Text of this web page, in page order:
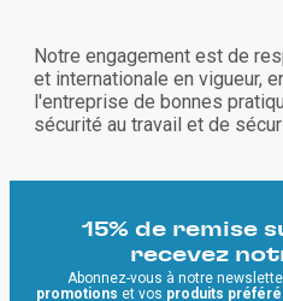
Notre engagement est de
et internationale en vigueur,
l'entreprise de bonnes
sécurité au travail et de
15% de remise
recevez
Abonnez-vous à notre
promotions et vos produits